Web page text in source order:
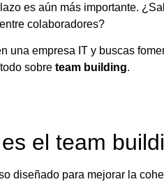
es aún más importante.
colaboradores?
una empresa IT y buscas
sobre team building.
el team
diseñado para mejorar la